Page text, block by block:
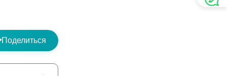
Поделиться